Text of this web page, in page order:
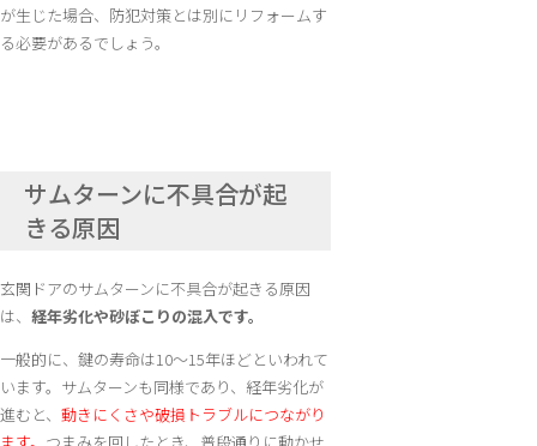
が生じた場合、防犯対策とは別にリフォームす
る必要があるでしょう。
サムターンに不具合が起
きる原因
玄関ドアのサムターンに不具合が起きる原因
は、 経年劣化や砂ぼこりの混入です。
一般的に、鍵の寿命は10～15年ほどといわれて
います。サムターンも同様であり、経年劣化が
進むと、 動きにくさや破損トラブルにつながり